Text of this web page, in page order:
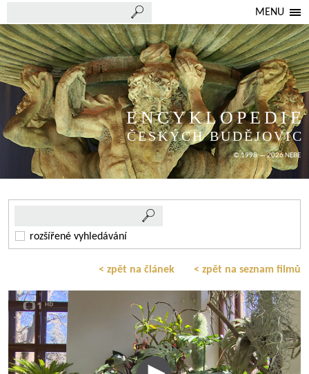
MENU
ENCYKLOPEDIE
ČESKÝCH BUDĚJOVIC
© 1998 — 2026 NEBE
rozšířené vyhledávání
< zpět na článek < zpět na seznam filmů